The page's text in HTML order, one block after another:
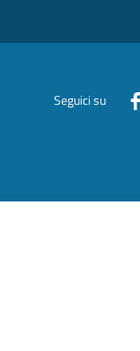
Seguici su